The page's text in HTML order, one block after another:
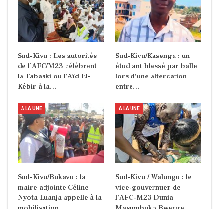
Sud-Kivu : Les autorités
de l’AFC/M23 célèbrent
la Tabaski ou l’Aïd El-
Kébir à la…
Sud-Kivu/Kasenga : un
étudiant blessé par balle
lors d’une altercation
entre…
A LA UNE
Sud-Kivu/Bukavu : la
maire adjointe Céline
Nyota Luanja appelle à la
A LA UNE
Sud-Kivu / Walungu : le
vice-gouvernuer de
l’AFC-M23 Dunia